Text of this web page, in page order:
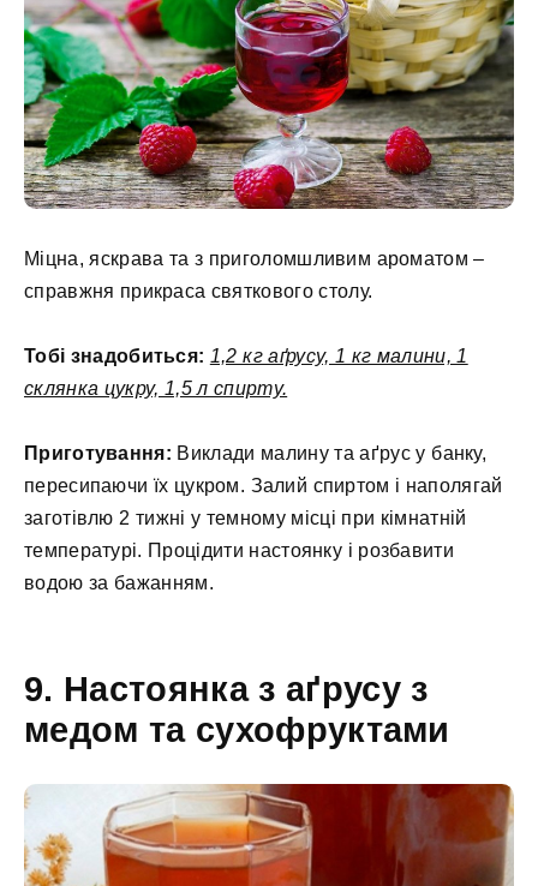
Міцна, яскрава та з приголомшливим ароматом –
справжня прикраса святкового столу.
Тобі знадобиться: 1,2 кг аґрусу, 1 кг малини, 1
склянка цукру, 1,5 л спирту.
Приготування: Виклади малину та аґрус у банку,
пересипаючи їх цукром. Залий спиртом і наполягай
заготівлю 2 тижні у темному місці при кімнатній
температурі. Процідити настоянку і розбавити
водою за бажанням.
9. Настоянка з аґрусу з
медом та сухофруктами